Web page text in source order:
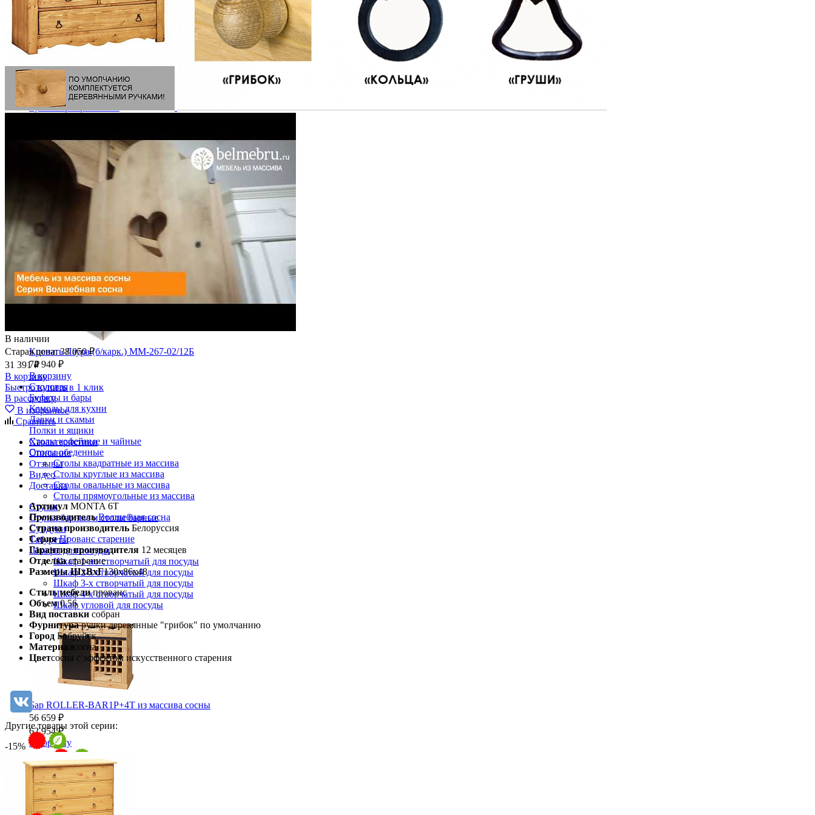
Комоды
Кровати двуспальные
Кровати металлические
Кровати односпальные
Кровати полутороспальные
Спальные гарнитуры
Тахта
Туалетные столики
Тумбы прикроватные
Полки и ящики в шкаф для одежды
Шкаф 1-дверный для одежды и белья
Шкафы 2-х дверные для одежды и белья
Шкафы 3-х дверные для одежды и белья
Шкафы 4-х дверные для одежды и белья
Шкафы 5-ти дверные для одежды и белья
Шкафы 6-ти дверные для одежды и белья
Шкафы купе для одежды и белья
Шкафы угловые для одежды и белья
Ящики и короба
Кровать Лаура (б/карк.) ММ-267-02/12Б
74 940 ₽
В корзину
Столовая
Буфеты и бары
Комоды для кухни
Лавки и скамьи
Полки и ящики
Столы кофейные и чайные
Столы обеденные
Столы квадратные из массива
Столы круглые из массива
Столы овальные из массива
Столы прямоугольные из массива
Стулья
Стулья барные и столы барные
Сундуки
Табуреты
Шкафы для посуды
Шкаф 1-но створчатый для посуды
Шкаф 2-х створчатый для посуды
Шкаф 3-х створчатый для посуды
Шкаф 4-х створчатый для посуды
Шкаф угловой для посуды
Бар ROLLER-BAR1P+4T из массива сосны
56 659 ₽
62 954 ₽
В корзину
-10%
Прихожая
Вешалки напольные
Вешалки настенные
Газетница
В наличии
Старая цена:38 050 ₽
31 391 ₽
В корзину
Быстро купить в 1 клик
В рассрочку
В избранное
Сравнить
Характеристики
Описание
Отзывы
Видео
Доставка
Артикул MONTA 6T
Производитель Волшебная сосна
Страна производитель Белоруссия
Серия Прованс старение
Гарантия производителя 12 месяцев
Отделка старение
Размеры ШхВхГ130x86x48
Стиль мебели прованс
Объем 0,56
Вид поставки собран
Фурнитура ручки деревянные "грибок" по умолчанию
Город Бобруйск
Материалсосна
Цветсосна с эффектом искусственного старения
Другие товары этой серии:
-15%